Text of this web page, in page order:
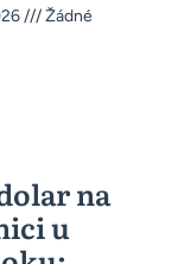
Žádné
na
u